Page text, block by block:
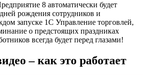
8 автоматически будет
рождения сотрудников и
запуске 1C Управление торговлей,
о предстоящих праздниках
всегда будет перед глазами!
– как это работает